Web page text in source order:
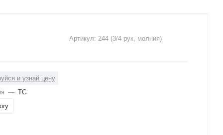
Артикул: 244 (3/4 рук, молния)
и узнай цену
— ТС